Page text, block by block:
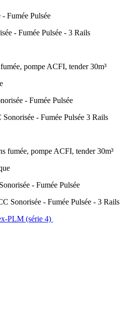
Fumée Pulsée
- Fumée Pulsée - 3 Rails
pompe ACFI, tender 30m³
- Fumée Pulsée
- Fumée Pulsée 3 Rails
fumée, pompe ACFI, tender 30m³
- Fumée Pulsée
- Fumée Pulsée - 3 Rails
PLM (série 4)